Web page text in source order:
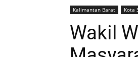
Kalimantan Barat Kota
Wakil